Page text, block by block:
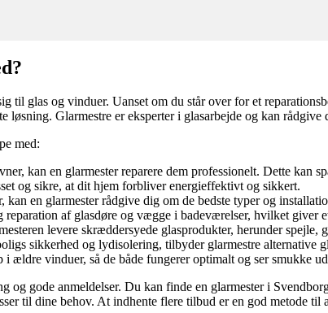
til glas og vinduer. Uanset om du står over for et
løsning. Glarmestre er eksperter i glasarbejde og kan
med:
kan en glarmester reparere dem professionelt. Dette kan
og sikre, at dit hjem forbliver energieffektivt og sikkert.
en glarmester rådgive dig om de bedste typer og
reparation af glasdøre og vægge i badeværelser, hvilket giver
levere skræddersyede glasprodukter, herunder spejle,
sikkerhed og lydisolering, tilbyder glarmestre alternative
i ældre vinduer, så de både fungerer optimalt og ser smukke
gode anmeldelser. Du kan finde en glarmester i
til dine behov. At indhente flere tilbud er en god metode til